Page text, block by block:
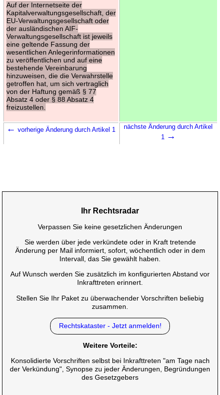
Auf der Internetseite der
Kapitalverwaltungsgesellschaft, der
EU-Verwaltungsgesellschaft oder
der ausländischen AIF-
Verwaltungsgesellschaft ist jeweils
eine geltende Fassung der
wesentlichen Anlegerinformationen
zu veröffentlichen und auf eine
bestehende Vereinbarung
hinzuweisen, die die Verwahrstelle
getroffen hat, um sich vertraglich
von der Haftung gemäß § 77
Absatz 4 oder § 88 Absatz 4
freizustellen.
← vorherige Änderung durch Artikel 1
nächste Änderung durch Artikel
1 →
Ihr Rechtsradar
Verpassen Sie keine gesetzlichen Änderungen
Sie werden über jede verkündete oder in Kraft tretende
Änderung per Mail informiert, sofort, wöchentlich oder in dem
Intervall, das Sie gewählt haben.
Auf Wunsch werden Sie zusätzlich im konfigurierten Abstand vor
Inkrafttreten erinnert.
Stellen Sie Ihr Paket zu überwachender Vorschriften beliebig
zusammen.
Rechtskataster - Jetzt anmelden!
Weitere Vorteile:
Konsolidierte Vorschriften selbst bei Inkrafttreten "am Tage nach
der Verkündung", Synopse zu jeder Änderungen, Begründungen
des Gesetzgebers